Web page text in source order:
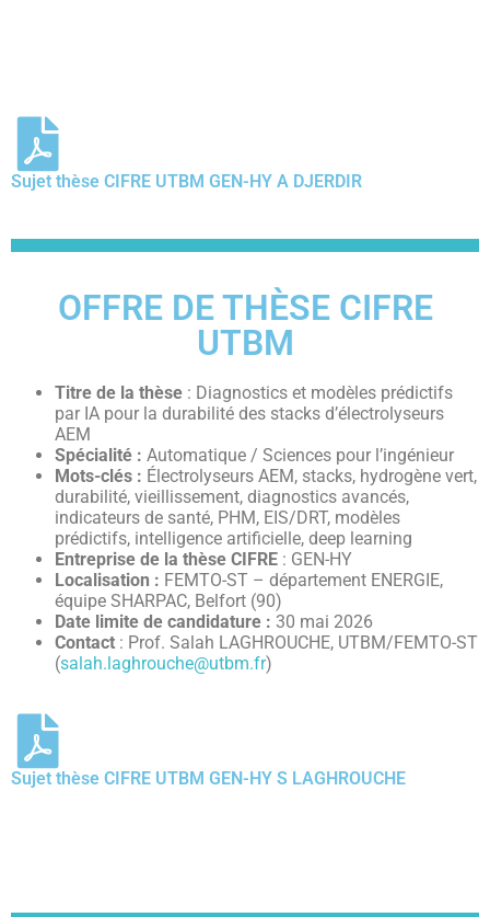
Sujet thèse CIFRE UTBM GEN-HY A DJERDIR
OFFRE DE THÈSE CIFRE
UTBM
Titre de la thèse : Diagnostics et modèles prédictifs
par IA pour la durabilité des stacks d’électrolyseurs
AEM
Spécialité : Automatique / Sciences pour l’ingénieur
Mots-clés : Électrolyseurs AEM, stacks, hydrogène vert,
durabilité, vieillissement, diagnostics avancés,
indicateurs de santé, PHM, EIS/DRT, modèles
prédictifs, intelligence artificielle, deep learning
Entreprise de la thèse CIFRE : GEN-HY
Localisation : FEMTO-ST – département ENERGIE,
équipe SHARPAC, Belfort (90)
Date limite de candidature : 30 mai 2026
Contact : Prof. Salah LAGHROUCHE, UTBM/FEMTO-ST
(salah.laghrouche@utbm.fr)
Sujet thèse CIFRE UTBM GEN-HY S LAGHROUCHE